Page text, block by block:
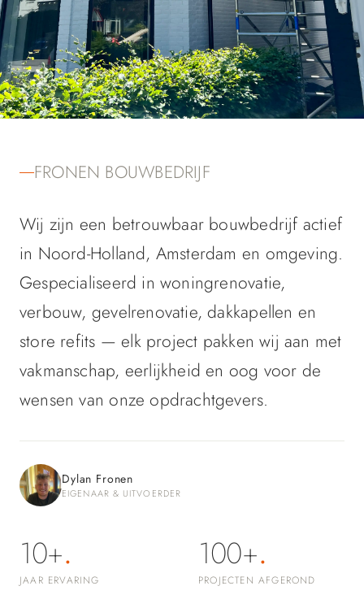
UW HUIS IS
ONZE EXPERTISE
STORE REFITS · VERBOUW · RENOVATIE ·
REACTIE BINNEN 1 WERKDAG
26× 5-STERREN
BEOORDEELD · GEEN VERPLICHTINGEN
FRONEN BOUWBEDRIJF
Wij zijn een betrouwbaar bouwbedrijf actief
in Noord-Holland, Amsterdam en omgeving.
Gespecialiseerd in woningrenovatie,
verbouw, gevelrenovatie, dakkapellen en
store refits — elk project pakken wij aan met
vakmanschap, eerlijkheid en oog voor de
wensen van onze opdrachtgevers.
Dylan Fronen
EIGENAAR & UITVOERDER
10+
JAAR ERVARING
100+
PROJECTEN AFGEROND